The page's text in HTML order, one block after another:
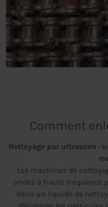
Comment
Nettoyage par ultrasons :
Les machines de
ondes à haute fréquence
dans un liquide de